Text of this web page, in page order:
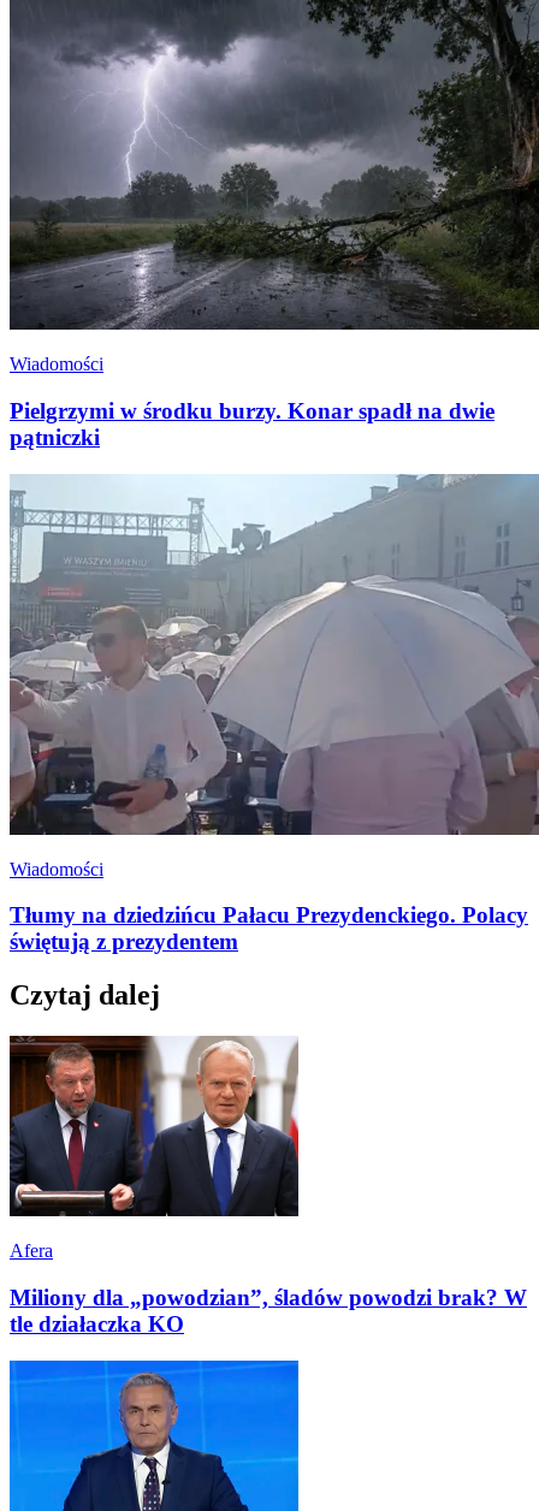
Wiadomości
Pielgrzymi w środku burzy. Konar spadł na dwie
pątniczki
Wiadomości
Tłumy na dziedzińcu Pałacu Prezydenckiego. Polacy
świętują z prezydentem
Czytaj dalej
Afera
Miliony dla „powodzian”, śladów powodzi brak? W
tle działaczka KO